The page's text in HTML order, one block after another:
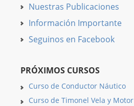
Nuestras Publicaciones
Información Importante
Seguinos en Facebook
PRÓXIMOS CURSOS
Curso de Conductor Náutico
Curso de Timonel Vela y Motor